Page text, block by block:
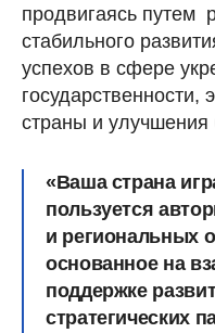
продвигаясь путем
стабильного
успехов в сфере
государственности,
страны и улучшения
«Ваша страна
пользуется
и региональных
основанное на
поддержке
стратегических